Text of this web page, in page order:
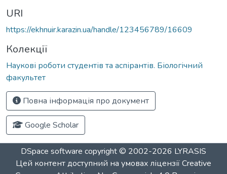
URI
https://ekhnuir.karazin.ua/handle/123456789/16609
Колекції
Наукові роботи студентів та аспірантів. Біологічний
факультет
Повна інформація про документ
Google Scholar
DSpace software copyright © 2002-2026 LYRASIS
Цей контент доступний на умовах ліцензіїCreative